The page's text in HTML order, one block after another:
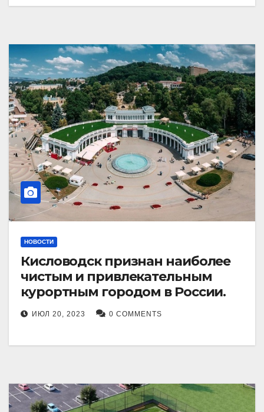
НОВОСТИ
Кисловодск признан наиболее
чистым и привлекательным
курортным городом в России.
ИЮЛ 20, 2023 0 COMMENTS